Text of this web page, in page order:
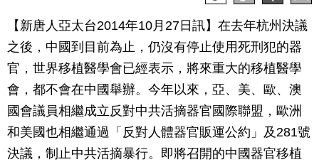
【新唐人亞太台2014年10月27日訊】在去年杭州決議
之後，中國到目前為止，仍沒有停止使用死刑犯的器
官，世界移植醫學會已經表示，將來重大的移植醫學
會，都不會在中國舉辦。今年以來，亞、美、歐、澳
國會議員相繼成立反對中共活摘器官國際聯盟，歐洲
和美國也相繼通過「反對人體器官販運公約」及281號
決議，制止中共活摘暴行。即將召開的中國器官移植